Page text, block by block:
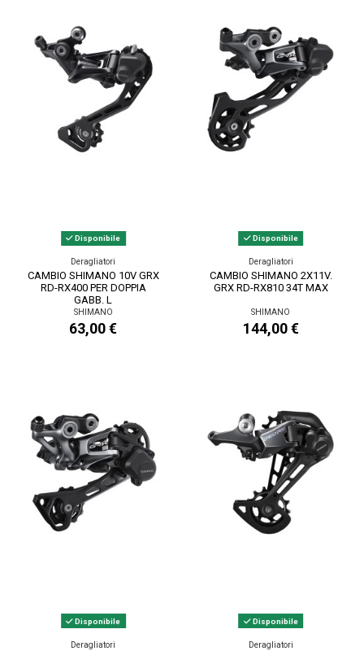
Disponibile
Deragliatori
CAMBIO SHIMANO 10V GRX
RD-RX400 PER DOPPIA
GABB. L
SHIMANO
63,00 €
Disponibile
Deragliatori
CAMBIO SHIMANO 2X11V.
GRX RD-RX810 34T MAX
SHIMANO
144,00 €
Disponibile
Deragliatori
Disponibile
Deragliatori